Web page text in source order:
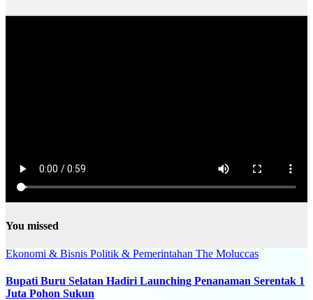
You missed
Ekonomi & Bisnis Politik & Pemerintahan The Moluccas
Bupati Buru Selatan Hadiri Launching Penanaman Serentak 1
Juta Pohon Sukun